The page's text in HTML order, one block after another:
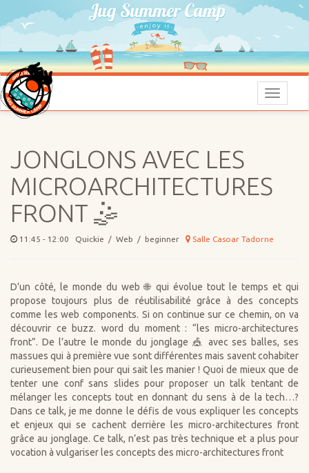
Menu
JONGLONS AVEC LES
MICROARCHITECTURES
FRONT 🤹
11:45 - 12:00 Quickie / Web / beginner Salle Casoar Tadorne
D’un côté, le monde du web 🌐 qui évolue tout le temps et qui
propose toujours plus de réutilisabilité grâce à des concepts
comme les web components. Si on continue sur ce chemin, on va
découvrir ce buzz. word du moment : “les micro-architectures
front”. De l’autre le monde du jonglage 🎪 avec ses balles, ses
massues qui à première vue sont différentes mais savent cohabiter
curieusement bien pour qui sait les manier ! Quoi de mieux que de
tenter une conf sans slides pour proposer un talk tentant de
mélanger les concepts tout en donnant du sens à de la tech…?
Dans ce talk, je me donne le défis de vous expliquer les concepts
et enjeux qui se cachent derrière les micro-architectures front
grâce au jonglage. Ce talk, n’est pas très technique et a plus pour
vocation à vulgariser les concepts des micro-architectures front